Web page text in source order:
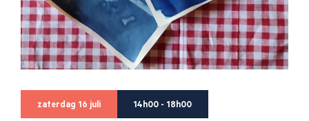
zaterdag 16 juli 14h00 - 18h00